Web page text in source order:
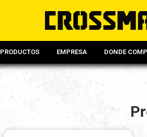
PRODUCTOS EMPRESA DONDE